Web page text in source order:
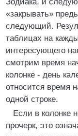
«закрывать»
следующий.
таблицах на
интересующего
смотрим время
колонке - день
относится время
одной строке.
Если в колонке
прочерк, это